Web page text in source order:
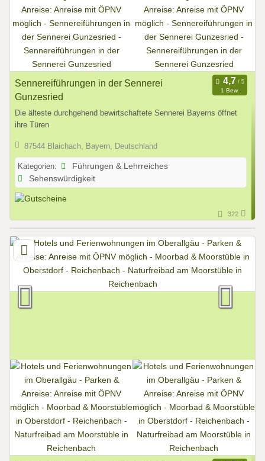
Sennereiführungen in der Sennerei
Gunzesried
1 Bew.
Die älteste durchgehend bewirtschaftete Sennerei Bayerns öffnet
ihre Türen
87544 Blaichach, Bayern, Deutschland
Kategorien:
Führungen & Lehrreiches
Sehenswürdigkeit
322